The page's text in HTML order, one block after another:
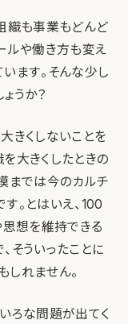
織も事業もどんど
ルや働き方も変え
ます。そんな少し
うか？
きくしないことを
大きくしたときの
までは今のカルチ
。とはいえ、100
想を維持できる
そういったことに
しれません。
ろな問題が出てく